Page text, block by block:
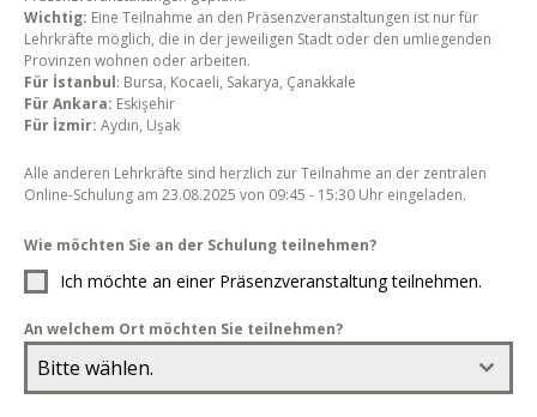
Wichtig: Eine Teilnahme an den Präsenzveranstaltungen ist nur für
Lehrkräfte möglich, die in der jeweiligen Stadt oder den umliegenden
Provinzen wohnen oder arbeiten.
Für İstanbul: Bursa, Kocaeli, Sakarya, Çanakkale
Für Ankara: Eskişehir
Für İzmir: Aydın, Uşak
Alle anderen Lehrkräfte sind herzlich zur Teilnahme an der zentralen
Online-Schulung am 23.08.2025 von 09:45 - 15:30 Uhr eingeladen.
Wie möchten Sie an der Schulung teilnehmen?
Ich möchte an einer Präsenzveranstaltung teilnehmen.
An welchem Ort möchten Sie teilnehmen?
Bitte wählen.